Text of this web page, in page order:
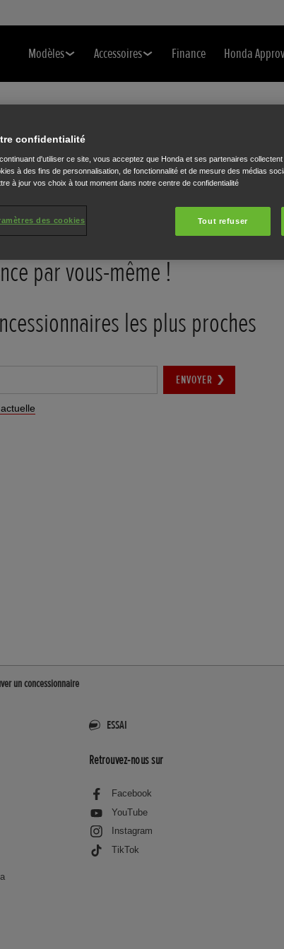
Modèles Accessoires Finance Honda
HONDA
conduire une
voudrez peut-être
Venez en
par vous-même !
les plus proches
ENVOYER
un concessionnaire
ESSAI
Retrouvez-nous sur
Facebook
YouTube
Instagram
TikTok
confidentialité
d'utiliser ce site, vous acceptez que Honda et ses partenaires
à des fins de personnalisation, de fonctionnalité et de mesure des médias
à jour vos choix à tout moment dans notre centre de confidentialité
Tout refuser
des cookies